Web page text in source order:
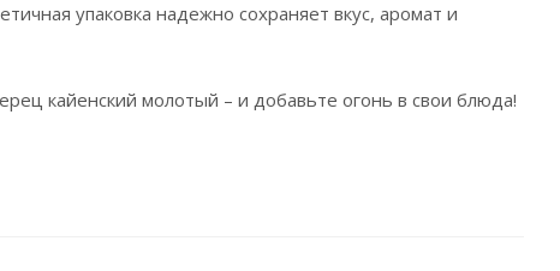
упаковка надежно сохраняет вкус, аромат и
кайенский молотый – и добавьте огонь в свои блюда!